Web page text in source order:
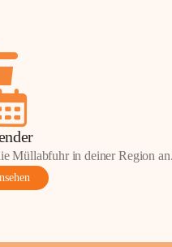
Müllabfuhr in deiner Region